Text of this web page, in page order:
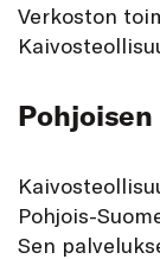
Verkoston
Pohjois-
Sen